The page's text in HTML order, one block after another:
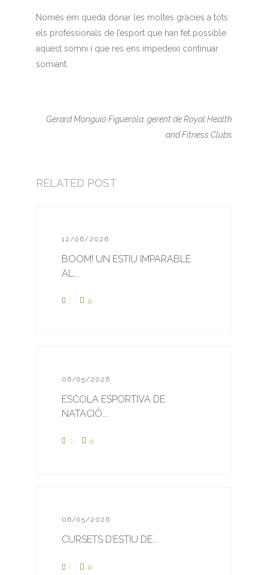
Només em queda donar les moltes gràcies a tots
els professionals de l’esport que han fet possible
aquest somni i que res ens impedeixi continuar
somiant.
Gerard Monguió Figuerola, gerent de Royal Health
and Fitness Clubs
RELATED POST
12/06/2026
BOOM! UN ESTIU IMPARABLE
AL...
1 0
06/05/2026
ESCOLA ESPORTIVA DE
NATACIÓ...
0 0
06/05/2026
CURSETS D’ESTIU DE...
1 0